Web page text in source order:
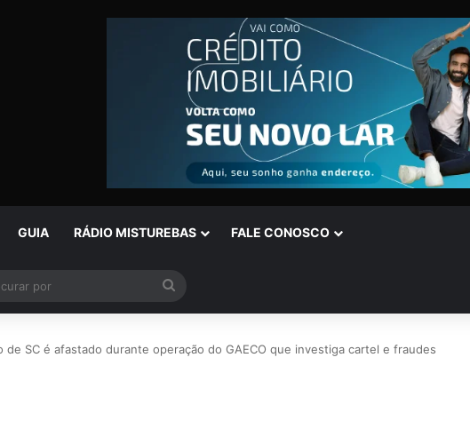
GUIA RÁDIO MISTUREBAS FALE CONOSCO
skin
por
de SC é afastado durante operação do GAECO que investiga cartel e fraudes